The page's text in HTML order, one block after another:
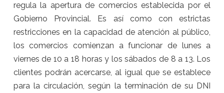
regula la apertura de comercios establecida por el
Gobierno Provincial. Es así como con estrictas
restricciones en la capacidad de atención al público,
los comercios comienzan a funcionar de lunes a
viernes de 10 a 18 horas y los sábados de 8 a 13. Los
clientes podrán acercarse, al igual que se establece
para la circulación, según la terminación de su DNI